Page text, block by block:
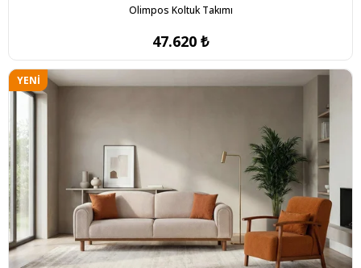
Olimpos Koltuk Takımı
47.620 ₺
YENI
ÜRÜN